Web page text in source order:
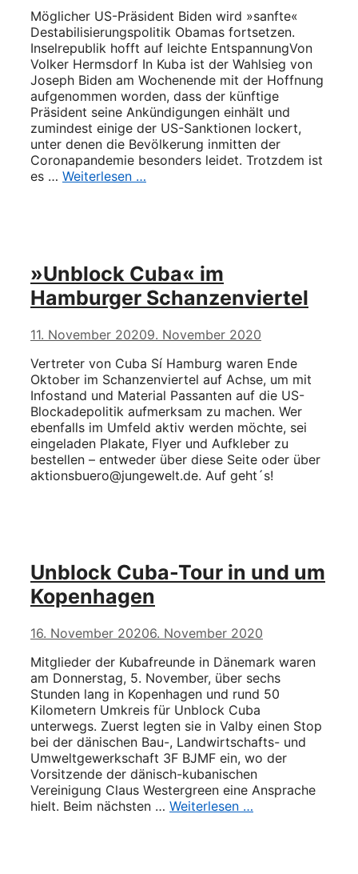
Möglicher US-Präsident Biden wird »sanfte«
Destabilisierungspolitik Obamas fortsetzen.
Inselrepublik hofft auf leichte EntspannungVon
Volker Hermsdorf In Kuba ist der Wahlsieg von
Joseph Biden am Wochenende mit der Hoffnung
aufgenommen worden, dass der künftige
Präsident seine Ankündigungen einhält und
zumindest einige der US-Sanktionen lockert,
unter denen die Bevölkerung inmitten der
Coronapandemie besonders leidet. Trotzdem ist
es … Weiterlesen …
»Unblock Cuba« im
Hamburger Schanzenviertel
11. November 20209. November 2020
Vertreter von Cuba Sí Hamburg waren Ende
Oktober im Schanzenviertel auf Achse, um mit
Infostand und Material Passanten auf die US-
Blockadepolitik aufmerksam zu machen. Wer
ebenfalls im Umfeld aktiv werden möchte, sei
eingeladen Plakate, Flyer und Aufkleber zu
bestellen – entweder über diese Seite oder über
aktionsbuero@jungewelt.de. Auf geht´s!
Unblock Cuba-Tour in und um
Kopenhagen
16. November 20206. November 2020
Mitglieder der Kubafreunde in Dänemark waren
am Donnerstag, 5. November, über sechs
Stunden lang in Kopenhagen und rund 50
Kilometern Umkreis für Unblock Cuba
unterwegs. Zuerst legten sie in Valby einen Stop
bei der dänischen Bau-, Landwirtschafts- und
Umweltgewerkschaft 3F BJMF ein, wo der
Vorsitzende der dänisch-kubanischen
Vereinigung Claus Westergreen eine Ansprache
hielt. Beim nächsten … Weiterlesen …